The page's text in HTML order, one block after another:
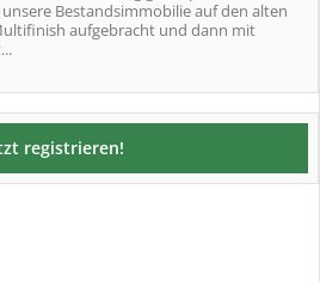
Bestandsimmobilie auf den alten
aufgebracht und dann mit
registrieren!